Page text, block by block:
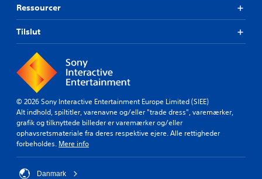
Ressourcer
Tilslut
© 2026 Sony Interactive Entertainment Europe Limited (SIEE)
Alt indhold, spiltitler, varenavne og/eller "trade dress", varemærker,
grafik og tilknyttede billeder er varemærker og/eller
ophavsretsmateriale fra deres respektive ejere. Alle rettigheder
forbeholdes. Mere info
Danmark